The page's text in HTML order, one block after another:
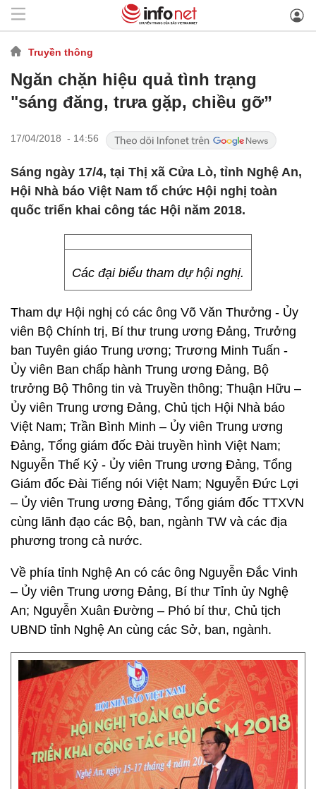
Truyền thông
Ngăn chặn hiệu quả tình trạng
"sáng đăng, trưa gặp, chiều gỡ”
17/04/2018 - 14:56
Sáng ngày 17/4, tại Thị xã Cửa Lò, tỉnh Nghệ An,
Hội Nhà báo Việt Nam tổ chức Hội nghị toàn
quốc triển khai công tác Hội năm 2018.
Các đại biểu tham dự hội nghị.
Tham dự Hội nghị có các ông Võ Văn Thưởng - Ủy
viên Bộ Chính trị, Bí thư trung ương Đảng, Trưởng
ban Tuyên giáo Trung ương; Trương Minh Tuấn -
Ủy viên Ban chấp hành Trung ương Đảng, Bộ
trưởng Bộ Thông tin và Truyền thông; Thuận Hữu –
Ủy viên Trung ương Đảng, Chủ tịch Hội Nhà báo
Việt Nam; Trần Bình Minh – Ủy viên Trung ương
Đảng, Tổng giám đốc Đài truyền hình Việt Nam;
Nguyễn Thế Kỷ - Ủy viên Trung ương Đảng, Tổng
Giám đốc Đài Tiếng nói Việt Nam; Nguyễn Đức Lợi
– Ủy viên Trung ương Đảng, Tổng giám đốc TTXVN
cùng lãnh đạo các Bộ, ban, ngành TW và các địa
phương trong cả nước.
Về phía tỉnh Nghệ An có các ông Nguyễn Đắc Vinh
– Ủy viên Trung ương Đảng, Bí thư Tỉnh ủy Nghệ
An; Nguyễn Xuân Đường – Phó bí thư, Chủ tịch
UBND tỉnh Nghệ An cùng các Sở, ban, ngành.